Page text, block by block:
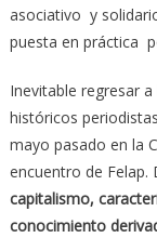
asociativo y
puesta en práctica
Inevitable regresar
históricos
mayo pasado en la
encuentro de Felap.
capitalismo,
conocimiento